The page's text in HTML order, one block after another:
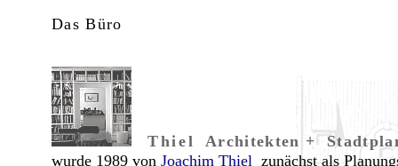
Das Büro
Thiel
Architekten +
wurde 1989 von Joachim Thiel zunächst als